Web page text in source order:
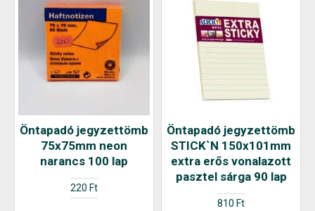
Öntapadó jegyzettömb
75x75mm neon
narancs 100 lap
220 Ft
Öntapadó jegyzettömb
STICK`N 150x101mm
extra erős vonalazott
pasztel sárga 90 lap
810 Ft